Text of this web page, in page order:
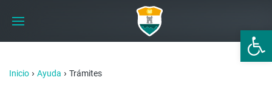
Abrir
Inicio › Ayuda › Trámites